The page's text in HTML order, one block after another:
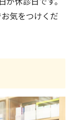
気をつけくだ